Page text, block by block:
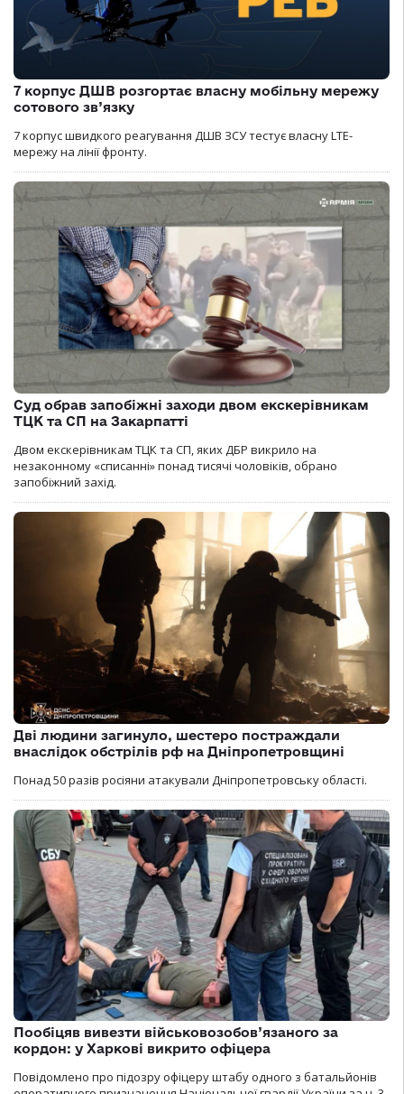
7 корпус ДШВ розгортає власну мобільну мережу
сотового зв’язку
7 корпус швидкого реагування ДШВ ЗСУ тестує власну LTE-
мережу на лінії фронту.
Суд обрав запобіжні заходи двом екскерівникам
ТЦК та СП на Закарпатті
Двом екскерівникам ТЦК та СП, яких ДБР викрило на
незаконному «списанні» понад тисячі чоловіків, обрано
запобіжний захід.
Дві людини загинуло, шестеро постраждали
внаслідок обстрілів рф на Дніпропетровщині
Понад 50 разів росіяни атакували Дніпропетровську області.
Пообіцяв вивезти військовозобов’язаного за
кордон: у Харкові викрито офіцера
Повідомлено про підозру офіцеру штабу одного з батальйонів